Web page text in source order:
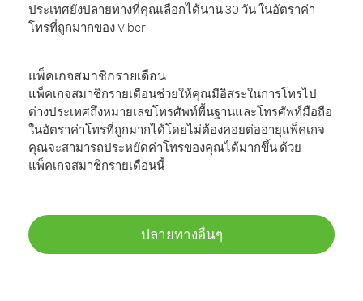
ประเทศยังปลายทางที่คุณเลือกได้นาน 30 วัน ในอัตราค่า
โทรที่ถูกมากของ Viber
แพ็คเกจสมาชิกรายเดือน
แพ็คเกจสมาชิกรายเดือนช่วยให้คุณมีอิสระในการโทรไป
ต่างประเทศถึงหมายเลขโทรศัพท์พื้นฐานและโทรศัพท์มือถือ
ในอัตราค่าโทรที่ถูกมากได้โดยไม่ต้องคอยต่ออายุแพ็คเกจ
คุณจะสามารถประหยัดค่าโทรของคุณได้มากขึ้น ด้วย
แพ็คเกจสมาชิกรายเดือนนี้
ปลายทางอื่นๆ